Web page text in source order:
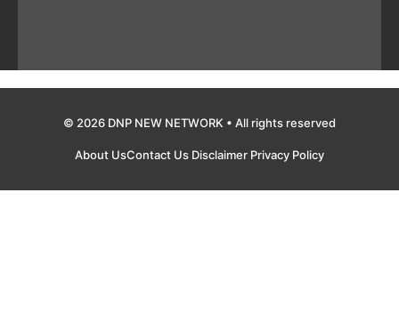
© 2026 DNP NEW NETWORK • All rights reserved
About UsContact Us Disclaimer Privacy Policy